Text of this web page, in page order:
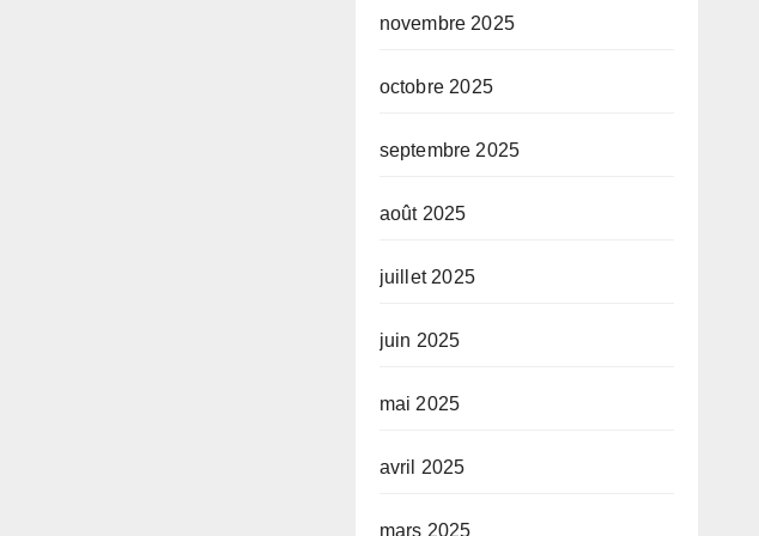
novembre 2025
octobre 2025
septembre 2025
août 2025
juillet 2025
juin 2025
mai 2025
avril 2025
mars 2025